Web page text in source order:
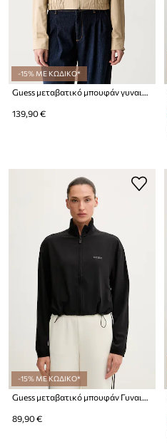
-15% ΜΕ ΚΩΔΙΚΟ*
Guess μεταβατικό μπουφάν γυναικείο με βαμβάκι JULIANE
139,90 €
-15% ΜΕ ΚΩΔΙΚΟ*
89,90 €